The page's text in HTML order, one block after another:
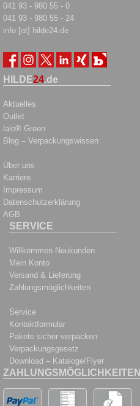
041 93 - 980 55 - 0
041 93 - 980 55 - 24
info [at] hilde24.de
HILDE24.de
Aktuelles
Outlet
laio® Green
Blog – Verpackungswissen
Über uns
Karriere
Impressum
Datenschutzerklärung
AGB
SERVICE
Willkommen Neukunden
Mein Konto
Versand & Lieferung
Zahlungsmöglichkeiten
Service
Kontaktformular
Pakete sicher verpacken
Verpackungsgesetz
Download – Kataloge/Flyer
ZAHLUNGSMÖGLICHKEITEN